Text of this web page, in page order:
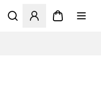
Opent een venster om in